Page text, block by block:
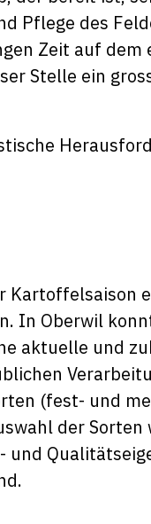
Pflege des
Zeit auf
Stelle ein
Kartoffelsaison
In Oberwil
aktuelle und
(fest- und
der
und